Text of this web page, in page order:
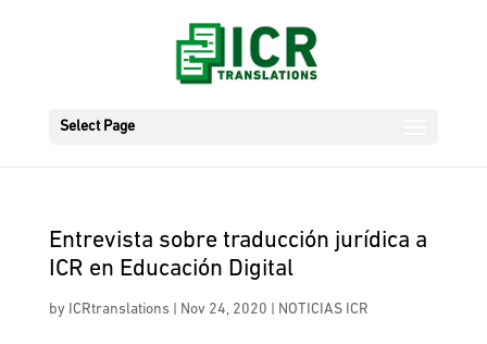
Select Page
Entrevista sobre traducción jurídica a
ICR en Educación Digital
by ICRtranslations Nov 24, 2020 NOTICIAS ICR